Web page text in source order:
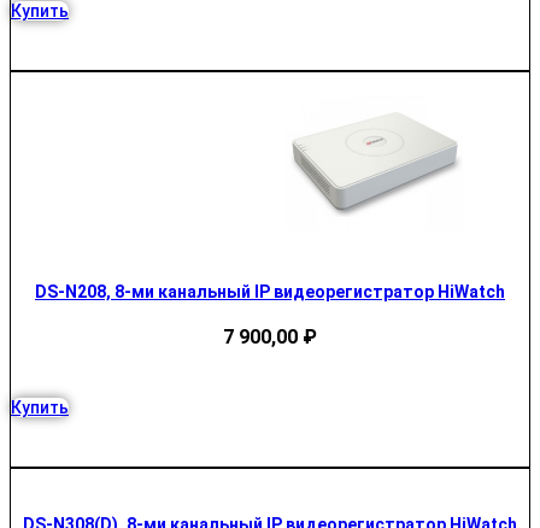
Купить
DS-N208, 8-ми канальный IP видеорегистратор HiWatch
7 900,00 ₽
Купить